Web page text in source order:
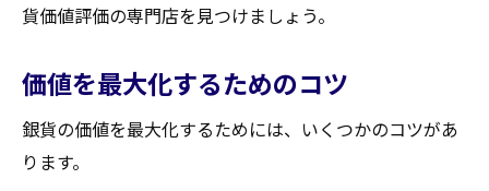
貨価値評価の専門店を見つけましょう。
価値を最大化するためのコツ
銀貨の価値を最大化するためには、いくつかのコツがあ
ります。